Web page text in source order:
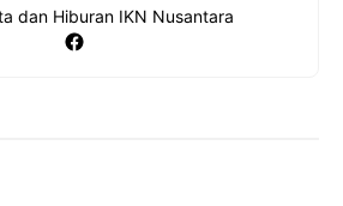
dan Hiburan IKN Nusantara
Facebook